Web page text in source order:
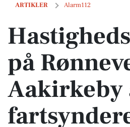
ARTIKLER Alarm112
Hastighedskontrol på Rønnevej i
på
Aakirkeby